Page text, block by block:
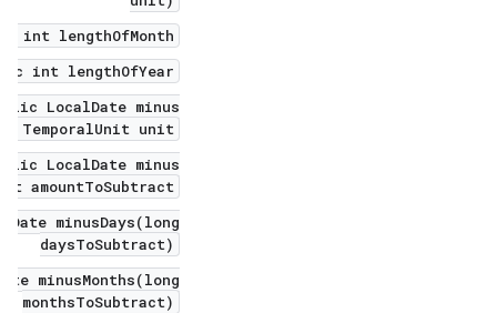
int lengthOfMonth()
int lengthOfYear()
LocalDate minus(
TemporalUnit unit)
LocalDate minus(
amountToSubtract)
minusDays(long
daysToSubtract)
minusMonths(long
monthsToSubtract)